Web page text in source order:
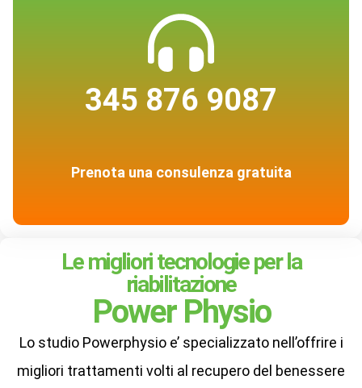
345 876 9087
Prenota una consulenza gratuita
Le migliori tecnologie per la
riabilitazione
Power Physio
Lo studio Powerphysio e’ specializzato nell’offrire i
migliori trattamenti volti al recupero del benessere